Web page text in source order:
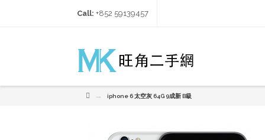
Call: +852 59139457‬
→ iphone 6 太空灰 64G 9成新 B級